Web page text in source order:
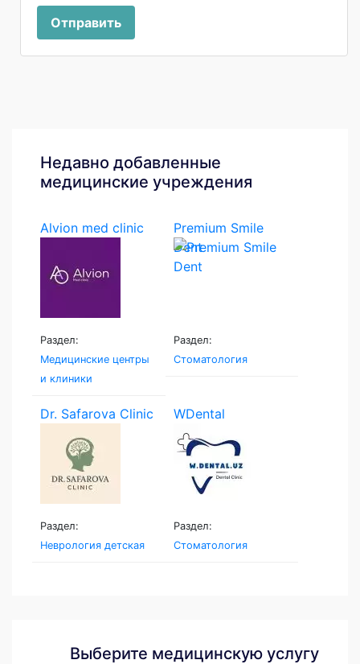
Отправить
Недавно добавленные
медицинские учреждения
Alvion med clinic
Раздел:
Медицинские центры
и клиники
Premium Smile
Dent
Раздел:
Стоматология
Dr. Safarova Clinic
Раздел:
Неврология детская
WDental
Раздел:
Стоматология
Выберите медицинскую услугу